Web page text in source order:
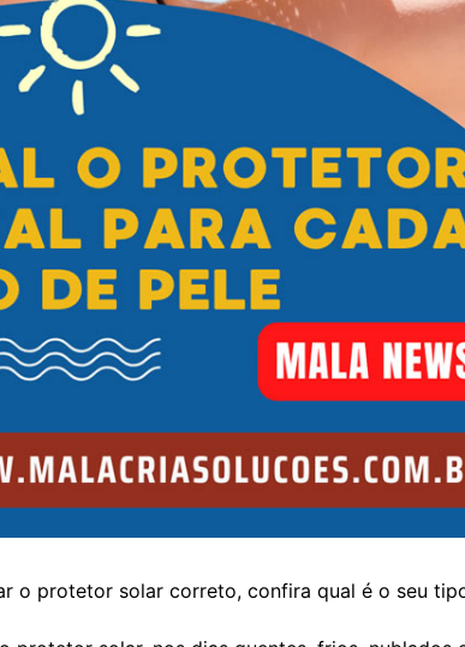
o protetor solar correto, confira qual é o seu